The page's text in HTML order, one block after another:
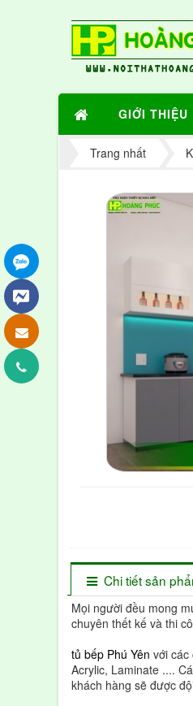
GIỚI THIỆU
Trang nhất
Chi tiết sản
Mọi người đều mong
chuyên thết kế và thi
tủ bếp Phú Yên với các
Acrylic, Laminate ....
khách hàng sẽ được